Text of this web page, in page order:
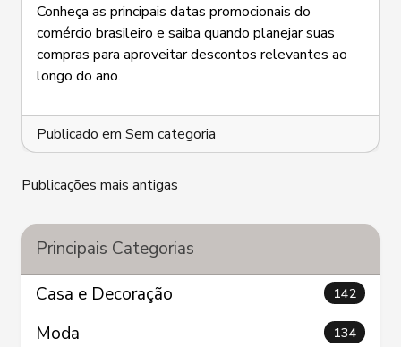
Promocionais
do
Brasileiro:
Quando
as
Melhores
Ofertas
Ano
Conheça as principais datas promocionais do
comércio brasileiro e saiba quando planejar suas
compras para aproveitar descontos relevantes ao
longo do ano.
Publicado em Sem categoria
Navegação
posts
Publicações mais antigas
Principais Categorias
Casa e Decoração
142
Moda 134